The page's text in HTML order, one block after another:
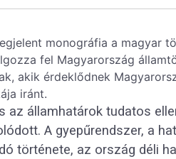
monográfia a magyar
fel Magyarország
akik érdeklődnek
iránt.
az államhatárok tudatos
A gyepűrendszer, a
története, az ország déli